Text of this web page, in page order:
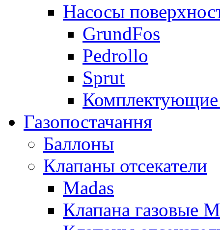
Насосы
GrundFos
Pedrollo
Sprut
Комплектующие
Газопостачання
Баллоны
Клапаны отсекатели
Madas
Клапана газовые